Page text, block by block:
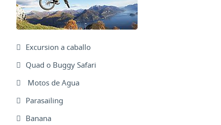
Excursion a caballo
Quad o Buggy Safari
Motos de Agua
Parasailing
Banana